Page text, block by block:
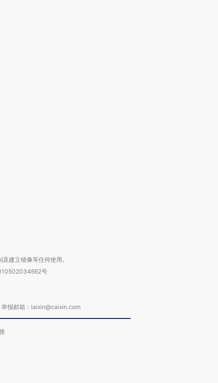
“人道危
四届链博
建立镜像等任何使用。
号
报邮箱：laixin@caixin.com